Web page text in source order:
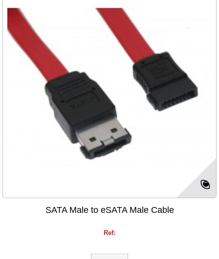
SATA Male to eSATA Male Cable
Ref: